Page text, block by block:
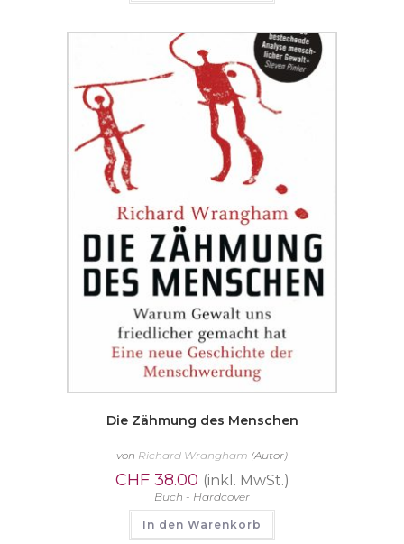
Die Zähmung des Menschen
von Richard Wrangham (Autor)
CHF38.00 (inkl. MwSt.)
Buch - Hardcover
In den Warenkorb